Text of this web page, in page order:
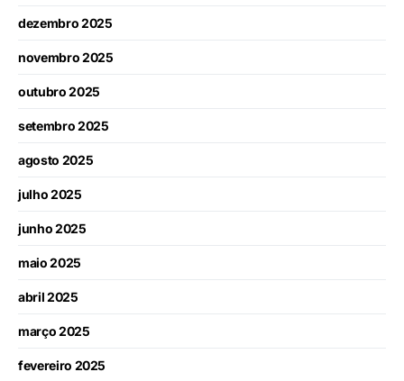
dezembro 2025
novembro 2025
outubro 2025
setembro 2025
agosto 2025
julho 2025
junho 2025
maio 2025
abril 2025
março 2025
fevereiro 2025